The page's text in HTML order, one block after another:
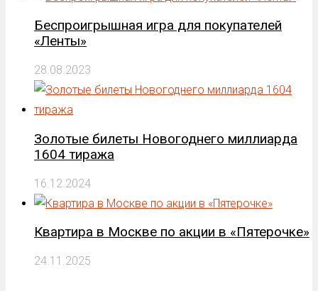
Беспроигрышная игра для покупателей
«Ленты»
28.08.2023
Золотые билеты Новогоднего миллиарда
1604 тиража
16.12.2024
Квартира в Москве по акции в «Пятерочке»
24.11.2025